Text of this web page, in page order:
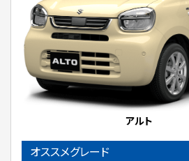
アルト
オススメグレード